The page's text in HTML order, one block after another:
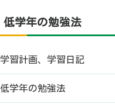
低学年の勉強法
学習計画、学習日記
低学年の勉強法